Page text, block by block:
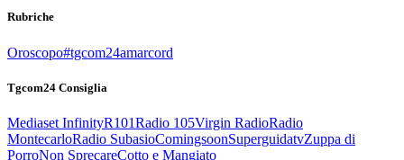
Rubriche
Oroscopo#tgcom24amarcord
Tgcom24 Consiglia
Mediaset InfinityR101Radio 105Virgin RadioRadio
MontecarloRadio SubasioComingsoonSuperguidatvZuppa di
PorroNon SprecareCotto e Mangiato